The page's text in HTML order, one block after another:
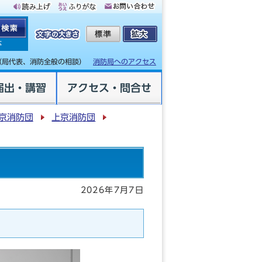
局代表、消防全般の相談） 消防局へのアクセス
出・講習 アクセス・問合せ
消防団 上京消防団
2026年7月7日